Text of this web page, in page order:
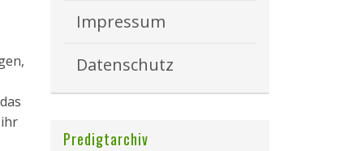
Impressum
Datenschutz
Predigtarchiv